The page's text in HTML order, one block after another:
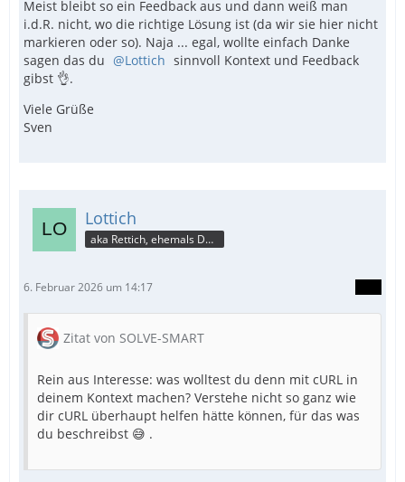
Meist bleibt so ein Feedback aus und dann weiß man
i.d.R. nicht, wo die richtige Lösung ist (da wir sie hier nicht
markieren oder so). Naja ... egal, wollte einfach Danke
sagen das du
Lottich sinnvoll Kontext und Feedback
gibst 👌.
Viele Grüße
Sven
Lottich
aka Rettich, ehemals DAU
6. Februar 2026 um 14:17
Zitat von SOLVE-SMART
Rein aus Interesse: was wolltest du denn mit cURL in
deinem Kontext machen? Verstehe nicht so ganz wie
dir cURL überhaupt helfen hätte können, für das was
du beschreibst 😅 .